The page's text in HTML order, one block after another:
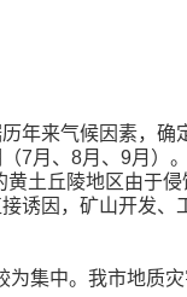
年来气候因素，
7月、8月、9月
土丘陵地区由于
因，矿山开发
集中。我市地质